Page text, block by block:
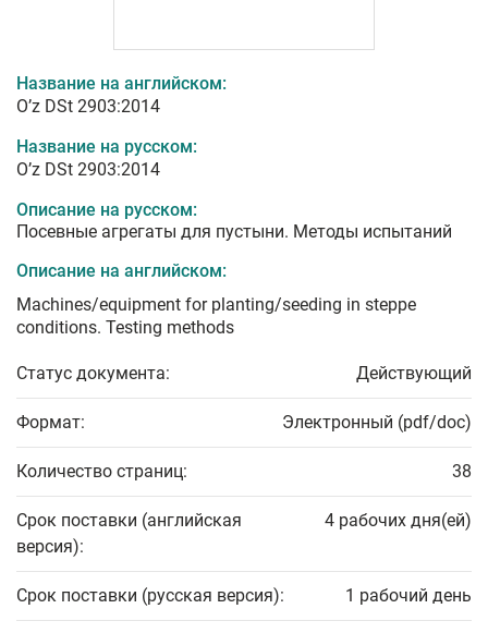
Название на английском:
O’z DSt 2903:2014
Название на русском:
O’z DSt 2903:2014
Описание на русском:
Посевные агрегаты для пустыни. Методы испытаний
Описание на английском:
Machines/equipment for planting/seeding in steppe
conditions. Testing methods
Статус документа: Действующий
Формат: Электронный (pdf/doc)
Количество страниц: 38
Срок поставки (английская
версия):
4 рабочих дня(ей)
Срок поставки (русская версия): 1 рабочий день